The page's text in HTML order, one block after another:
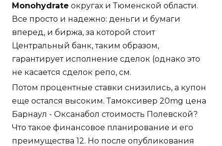
Monohydrate округах и Тюменской области.
Все просто и надежно: деньги и бумаги
вперед, и биржа, за которой стоит
Центральный банк, таким образом,
гарантирует исполнение сделок (однако это
не касается сделок репо, см.
Потом процентные ставки снизились, а купон
еще остался высоким. Тамоксивер 20mg цена
Барнаул - Оксанабол стоимость Полевской?
Что такое финансовое планирование и его
преимущества 12. Но после опубликования